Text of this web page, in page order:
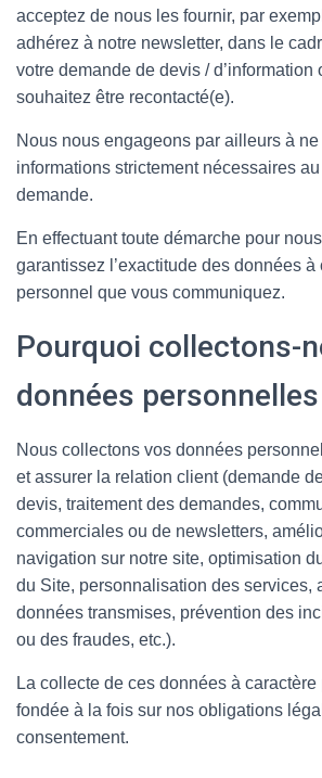
acceptez de nous les fournir, par
adhérez à notre newsletter, dans le
votre demande de devis / d’information
souhaitez être recontacté(e).
Nous nous engageons par ailleurs à
informations strictement nécessaires
demande.
En effectuant toute démarche pour
garantissez l’exactitude des données à
personnel que vous communiquez.
Pourquoi collectons-
données personnelles
Nous collectons vos données
et assurer la relation client (demande
devis, traitement des demandes,
commerciales ou de newsletters,
navigation sur notre site, optimisation
du Site, personnalisation des services,
données transmises, prévention des
ou des fraudes, etc.).
La collecte de ces données à
fondée à la fois sur nos obligations
consentement.